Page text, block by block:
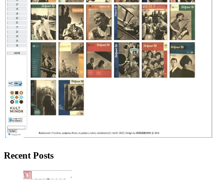
Recent Posts